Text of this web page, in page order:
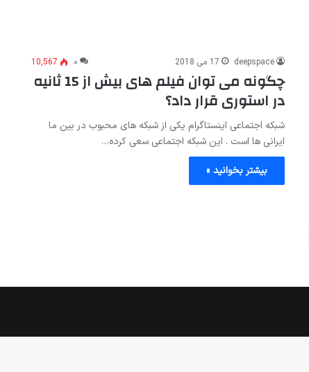
deepspace 17 می 2018 ۰ 10,567
چگونه می توان فیلم های بیش از 15 ثانیه
در استوری قرار داد؟
شبکه اجتماعی اینستاگرام یکی از شبکه های محبوب در بین ما
ایرانی ها است . این شبکه اجتماعی سعی کرده…
بیشتر بخوانید »